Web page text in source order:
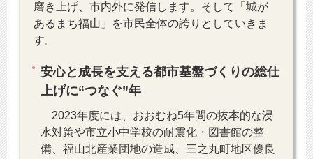
磨き上げ、市内外に発信します。そして「城が
あるまち福山」を市民全体の誇りとしていきま
す。
安心と成長を支える都市基盤づくりの総仕
上げに“つなぐ”年
2023年度には、おおむね5年間の抜本的な浸
水対策や市立小中学校の耐震化・図書館の整
備、福山北産業団地の造成、三之丸町地区優良